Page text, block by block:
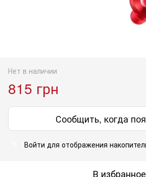
Нет в наличии
815 грн
Сообщить, когда
Войти для отображения
В избранное